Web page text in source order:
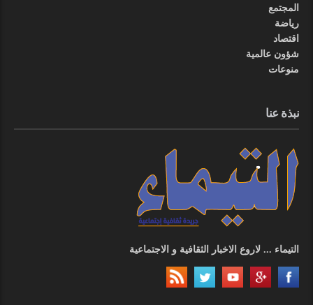
المجتمع
رياضة
اقتصاد
شؤون عالمية
منوعات
نبذة عنا
التيماء ... لاروع الاخبار الثقافية و الاجتماعية